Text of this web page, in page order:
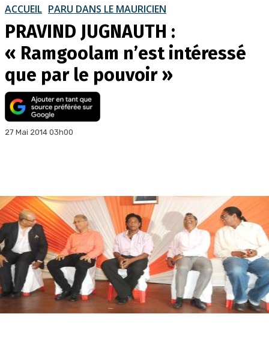
ACCUEIL PARU DANS LE MAURICIEN
PRAVIND JUGNAUTH :
« Ramgoolam n’est intéressé
que par le pouvoir »
27 Mai 2014 03h00